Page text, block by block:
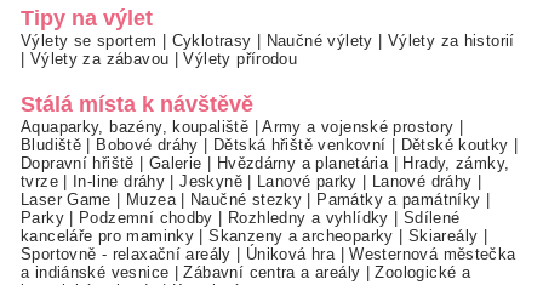
Tipy na výlet
Výlety se sportem | Cyklotrasy | Naučné výlety | Výlety za historií
| Výlety za zábavou |Výlety přírodou
Stálá místa k návštěvě
Aquaparky, bazény, koupaliště |Army a vojenské prostory |
Bludiště | Bobové dráhy | Dětská hřiště venkovní | Dětské koutky |
Dopravní hřiště | Galerie | Hvězdárny a planetária | Hrady, zámky,
tvrze| In-line dráhy |Jeskyně| Lanové parky | Lanové dráhy |
Laser Game | Muzea| Naučné stezky | Památky a památníky |
Parky| Podzemní chodby | Rozhledny a vyhlídky | Sdílené
kanceláře pro maminky |Skanzeny a archeoparky | Skiareály |
Sportovně - relaxační areály | Úniková hra |Westernová městečka
a indiánské vesnice |Zábavní centra a areály |Zoologické a